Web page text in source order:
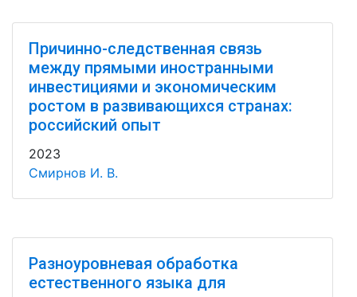
Причинно-следственная связь
между прямыми иностранными
инвестициями и экономическим
ростом в развивающихся странах:
российский опыт
2023
Смирнов И. В.
Разноуровневая обработка
естественного языка для